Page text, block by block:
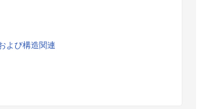
よび構造関連